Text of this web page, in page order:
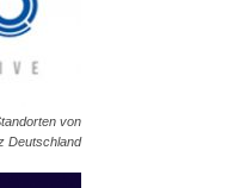
von
Deutschland